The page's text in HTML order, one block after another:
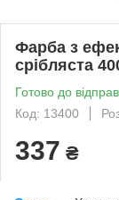
Фарба з
срібляста
Готово до
Код: 13400
337 ₴